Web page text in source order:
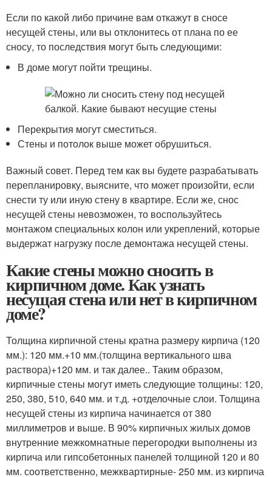
Если по какой либо причине вам откажут в сносе
несущей стены, или вы отклонитесь от плана по ее
сносу, то последствия могут быть следующими:
В доме могут пойти трещины.
Перекрытия могут сместиться.
Стены и потолок выше может обрушиться.
Важный совет. Перед тем как вы будете разрабатывать
перепланировку, выясните, что может произойти, если
снести ту или иную стену в квартире. Если же, снос
несущей стены невозможен, то воспользуйтесь
монтажом специальных колон или укреплений, которые
выдержат нагрузку после демонтажа несущей стены.
Какие стены можно сносить в
кирпичном доме. Как узнать
несущая стена или нет в кирпичном
доме?
Толщина кирпичной стены кратна размеру кирпича (120
мм.): 120 мм.+10 мм.(толщина вертикального шва
раствора)+120 мм. и так далее.. Таким образом,
кирпичные стены могут иметь следующие толщины: 120,
250, 380, 510, 640 мм. и т.д. +отделочные слои. Толщина
несущей стены из кирпича начинается от 380
миллиметров и выше. В 90% кирпичных жилых домов
внутренние межкомнатные перегородки выполнены из
кирпича или гипсобетонных панелей толщиной 120 и 80
мм. соответственно, межквартирные- 250 мм. из кирпича